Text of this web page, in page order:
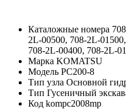
Каталожные номера
2L-00500, 708-2L-
708-2L-00400, 708-2L-
Марка KOMATSU
Модель PC200-8
Тип узла Основной
Тип Гусеничный
Код kompc2008mp